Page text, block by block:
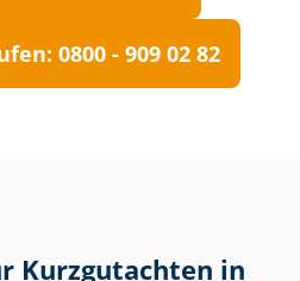
0800 - 909 02 82
Kurzgutachten in